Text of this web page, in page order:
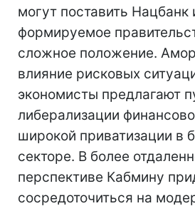
могут поставить Нацбанк
формируемое
сложное положение.
влияние рисковых
экономисты предлагают
либерализации
широкой приватизации в
секторе. В более
перспективе Кабмину
сосредоточиться на